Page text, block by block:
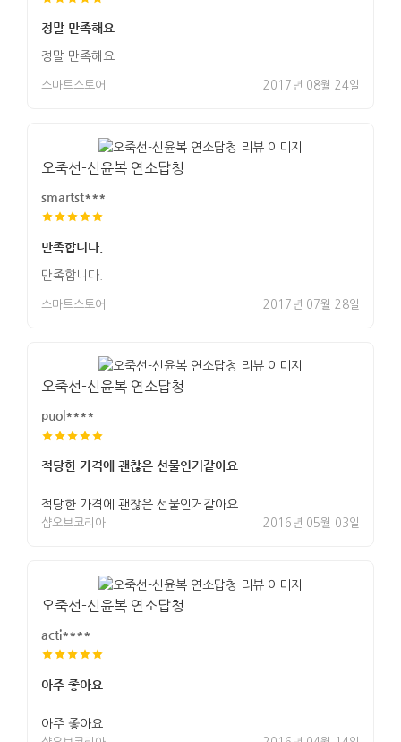
정말 만족해요
정말 만족해요
스마트스토어 2017년 08월 24일
오죽선-신윤복 연소답청
smartst***
만족합니다.
만족합니다.
스마트스토어 2017년 07월 28일
오죽선-신윤복 연소답청
puol****
적당한 가격에 괜찮은 선물인거같아요
적당한 가격에 괜찮은 선물인거같아요
샵오브코리아 2016년 05월 03일
오죽선-신윤복 연소답청
acti****
아주 좋아요
아주 좋아요